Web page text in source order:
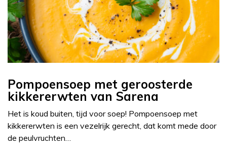
Pompoensoep met geroosterde
kikkererwten van Sarena
Het is koud buiten, tijd voor soep! Pompoensoep met
kikkererwten is een vezelrijk gerecht, dat komt mede door
de peulvruchten…